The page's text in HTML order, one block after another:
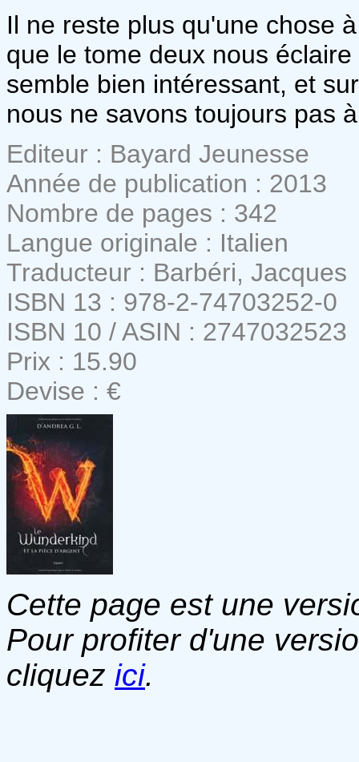
Il ne reste plus qu'une chose
que le tome deux nous
semble bien intéressant, et
nous ne savons toujours pas
Editeur : Bayard Jeunesse
Année de publication : 2013
Nombre de pages : 342
Langue originale : Italien
Traducteur : Barbéri, Jacques
ISBN 13 : 978-2-74703252-0
ISBN 10 / ASIN : 2747032523
Prix : 15.90
Devise : €
Cette page est une
Pour profiter d'une
cliquez ici.